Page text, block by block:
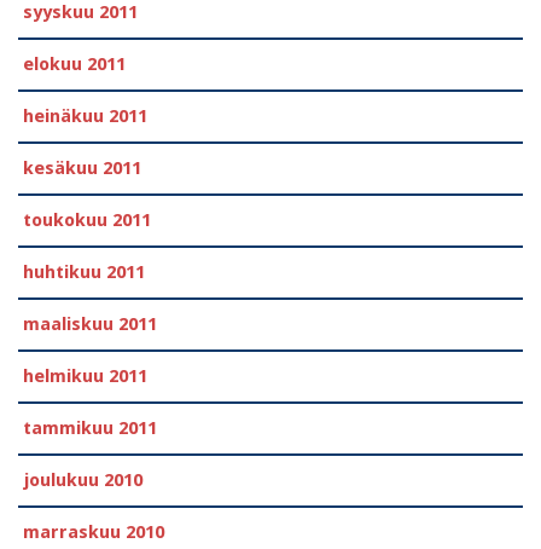
syyskuu 2011
elokuu 2011
heinäkuu 2011
kesäkuu 2011
toukokuu 2011
huhtikuu 2011
maaliskuu 2011
helmikuu 2011
tammikuu 2011
joulukuu 2010
marraskuu 2010